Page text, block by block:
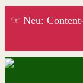
Zum
☞ Neu: